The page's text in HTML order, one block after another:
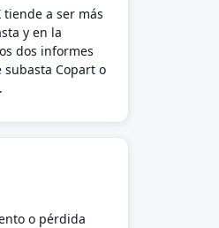
tiende a ser más
y en la
dos informes
Copart o
o pérdida